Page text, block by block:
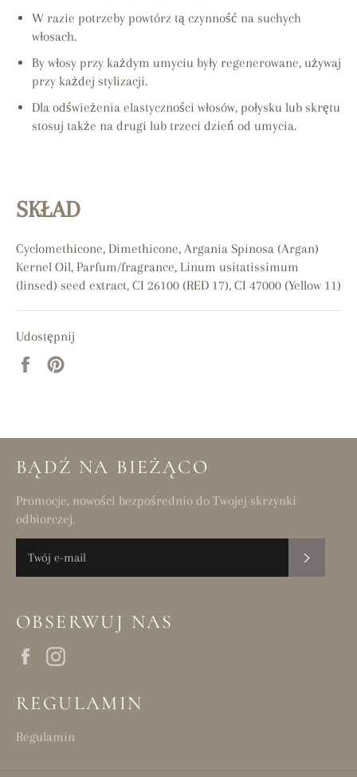
W razie potrzeby powtórz tą czynność na suchych
włosach.
By włosy przy każdym umyciu były regenerowane, używaj
przy każdej stylizacji.
Dla odświeżenia elastyczności włosów, połysku lub skrętu
stosuj także na drugi lub trzeci dzień od umycia.
SKŁAD
Cyclomethicone, Dimethicone, Argania Spinosa (Argan)
Kernel Oil, Parfum/fragrance, Linum usitatissimum
(linsed) seed extract, CI 26100 (RED 17), CI 47000 (Yellow 11)
Udostępnij
Udostępnij
BĄDŹ NA BIEŻĄCO
Promocje, nowości bezpośrednio do Twojej skrzynki
odbiorczej.
OBSERWUJ NAS
Facebook
REGULAMIN
Regulamin